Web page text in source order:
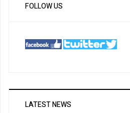
FOLLOW US
LATEST NEWS